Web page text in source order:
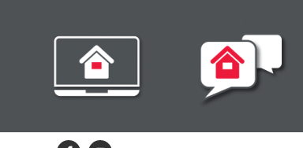
Прожекция
филма „На
Филм посветен на 100 – годишнината